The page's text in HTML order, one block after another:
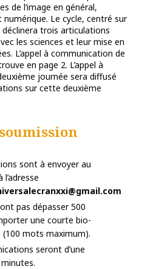
de l’image en général,
Le cycle, centré sur
déclinera trois articulations
les sciences et leur mise en
L’appel à communication de
en page 2. L’appel à
journée sera diffusé
sur cette deuxième
sont à envoyer au
pas dépasser 500
une courte bio-
(100 mots maximum).
seront d’une